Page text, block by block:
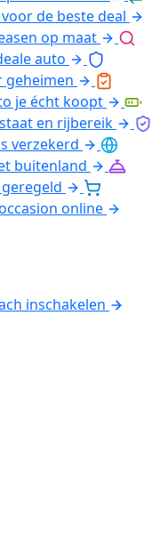
de beste deal
op maat
auto
geheimen
je écht koopt
en rijbereik
verzekerd
buitenland
online
inschakelen